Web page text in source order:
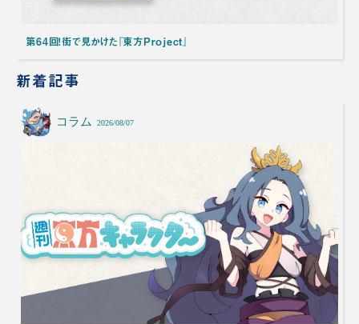
第64回！街で見かけた『東方Project』
新着記事
コラム 2026/08/07